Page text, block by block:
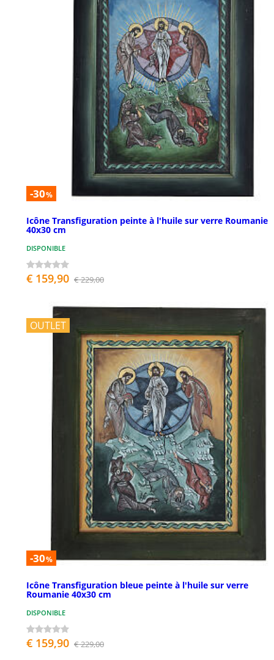
-30%
Icône Transfiguration peinte à l'huile sur verre Roumanie
40x30 cm
DISPONIBLE
€ 159,90 € 229,00
OUTLET
-30%
Icône Transfiguration bleue peinte à l'huile sur verre
Roumanie 40x30 cm
DISPONIBLE
€ 159,90 € 229,00